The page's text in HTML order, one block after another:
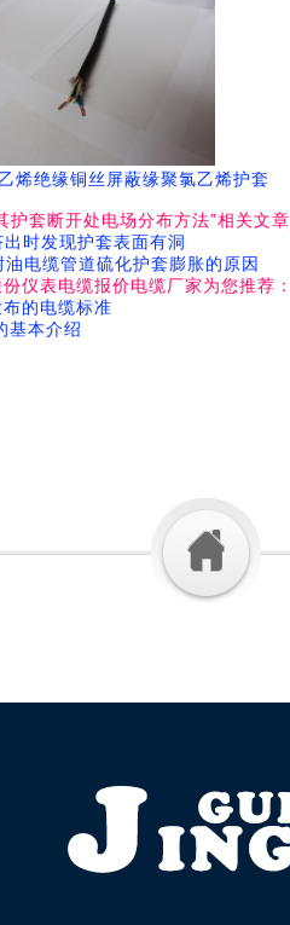
烯绝缘铜丝屏蔽缘聚氯乙烯护套
护套断开处电场分布方法”相关文
出时发现护套表面有洞
油电缆管道硫化护套膨胀的原因
仪表电缆报价电缆厂家为您推荐：
的电缆标准
基本介绍